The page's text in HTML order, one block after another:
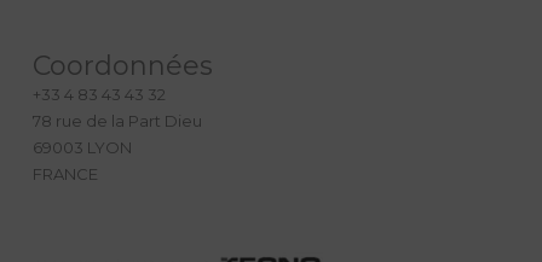
Coordonnées
+33 4 83 43 43 32
78 rue de la Part Dieu
69003 LYON
FRANCE